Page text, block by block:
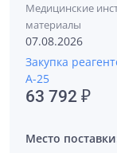
Медицинские
материалы
07.08.2026
Закупка
А-25
63 792 ₽
Место